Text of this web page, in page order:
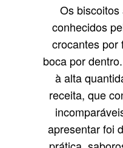
Os
conhecidos
crocantes por
boca por
à alta
receita, que
apresentar foi